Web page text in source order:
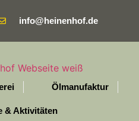
info@heinenhof.de
Ölmanufaktur
& Aktivitäten